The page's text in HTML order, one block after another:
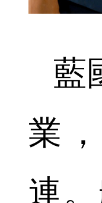
藍
業
連